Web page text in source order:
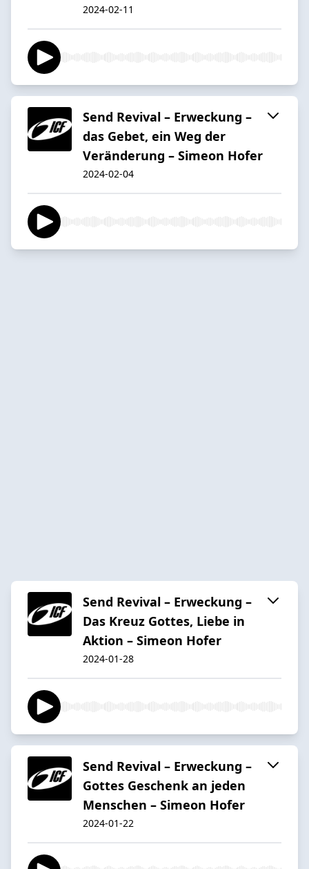
2024-02-11
Send Revival – Erweckung –
das Gebet, ein Weg der
Veränderung – Simeon Hofer
2024-02-04
Send Revival – Erweckung –
Das Kreuz Gottes, Liebe in
Aktion – Simeon Hofer
2024-01-28
Send Revival – Erweckung –
Gottes Geschenk an jeden
Menschen – Simeon Hofer
2024-01-22